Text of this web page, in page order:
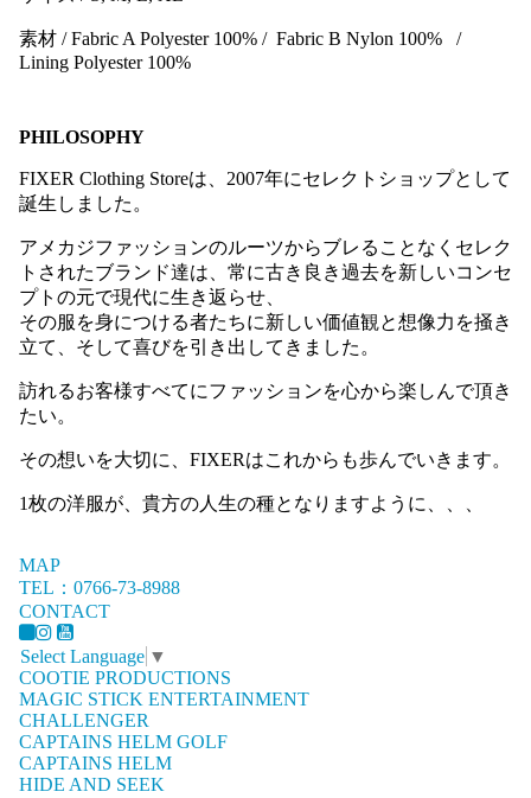
素材 / Fabric A Polyester 100% / Fabric B Nylon 100% /
Lining Polyester 100%
PHILOSOPHY
FIXER Clothing Storeは、2007年にセレクトショップとして
誕生しました。
アメカジファッションのルーツからブレることなくセレク
トされたブランド達は、常に古き良き過去を新しいコンセ
プトの元で現代に生き返らせ、
その服を身につける者たちに新しい価値観と想像力を掻き
立て、そして喜びを引き出してきました。
訪れるお客様すべてにファッションを心から楽しんで頂き
たい。
その想いを大切に、FIXERはこれからも歩んでいきます。
1枚の洋服が、貴方の人生の種となりますように、、、
MAP
TEL：0766-73-8988
CONTACT
Select Language ▼
COOTIE PRODUCTIONS
MAGIC STICK ENTERTAINMENT
CHALLENGER
CAPTAINS HELM GOLF
CAPTAINS HELM
HIDE AND SEEK